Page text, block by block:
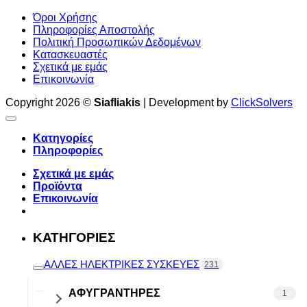
Όροι Χρήσης
Πληροφορίες Αποστολής
Πολιτική Προσωπικών Δεδομένων
Κατασκευαστές
Σχετικά με εμάς
Επικοινωνία
Copyright 2026 © Siafliakis | Development by ClickSolvers
Κατηγορίες
Πληροφορίες
Σχετικά με εμάς
Προϊόντα
Επικοινωνία
ΚΑΤΗΓΟΡΙΕΣ
ΑΛΛΕΣ ΗΛΕΚΤΡΙΚΕΣ ΣΥΣΚΕΥΕΣ 231
ΑΦΥΓΡΑΝΤΗΡΕΣ 1